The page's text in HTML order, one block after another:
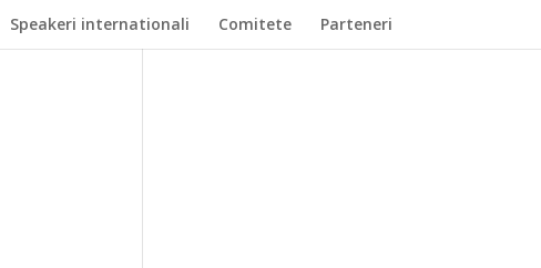
Speakeri internationali Comitete Parteneri